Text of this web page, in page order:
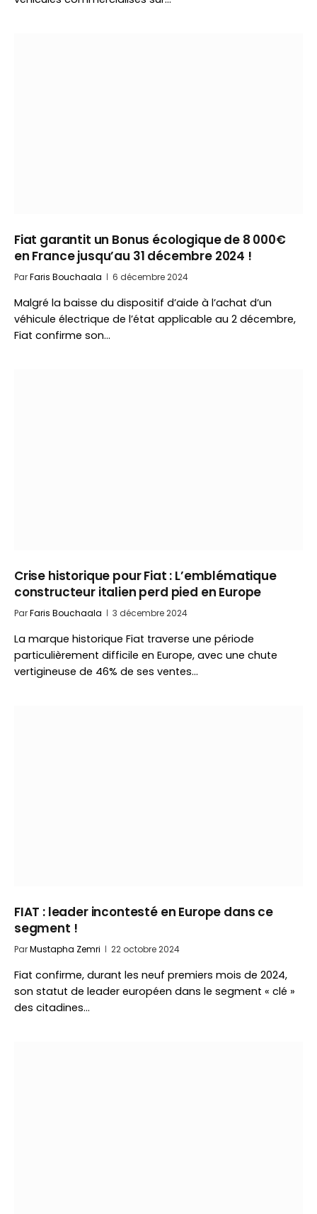
Fiat garantit un Bonus écologique de 8 000€
en France jusqu’au 31 décembre 2024 !
ParFaris Bouchaala 6 décembre 2024
Malgré la baisse du dispositif d’aide à l’achat d’un
véhicule électrique de l’état applicable au 2 décembre,
Fiat confirme son…
Crise historique pour Fiat : L’emblématique
constructeur italien perd pied en Europe
ParFaris Bouchaala 3 décembre 2024
La marque historique Fiat traverse une période
particulièrement difficile en Europe, avec une chute
vertigineuse de 46% de ses ventes…
FIAT : leader incontesté en Europe dans ce
segment !
ParMustapha Zemri 22 octobre 2024
Fiat confirme, durant les neuf premiers mois de 2024,
son statut de leader européen dans le segment « clé »
des citadines…